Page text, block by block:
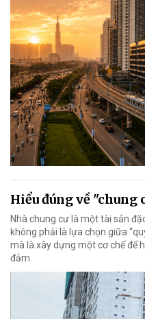
Hiểu đúng về "chung
Nhà chung cư là một tài sản
không phải là lựa chọn giữa
mà là xây dựng một cơ chế để
đảm.